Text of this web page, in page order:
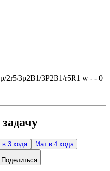
2r5/3p2B1/3P2B1/r5R1 w - - 0
в 3 хода Мат в 4 хода
Поделиться